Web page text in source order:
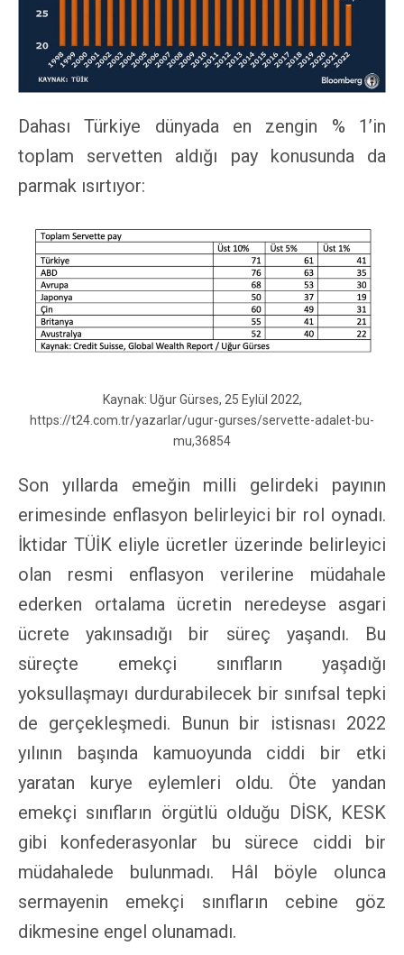
Dahası Türkiye dünyada en zengin % 1’in
toplam servetten aldığı pay konusunda da
parmak ısırtıyor:
Kaynak: Uğur Gürses, 25 Eylül 2022,
https://t24.com.tr/yazarlar/ugur-gurses/servette-adalet-bu-
mu,36854
Son yıllarda emeğin milli gelirdeki payının
erimesinde enflasyon belirleyici bir rol oynadı.
İktidar TÜİK eliyle ücretler üzerinde belirleyici
olan resmi enflasyon verilerine müdahale
ederken ortalama ücretin neredeyse asgari
ücrete yakınsadığı bir süreç yaşandı. Bu
süreçte emekçi sınıfların yaşadığı
yoksullaşmayı durdurabilecek bir sınıfsal tepki
de gerçekleşmedi. Bunun bir istisnası 2022
yılının başında kamuoyunda ciddi bir etki
yaratan kurye eylemleri oldu. Öte yandan
emekçi sınıfların örgütlü olduğu DİSK, KESK
gibi konfederasyonlar bu sürece ciddi bir
müdahalede bulunmadı. Hâl böyle olunca
sermayenin emekçi sınıfların cebine göz
dikmesine engel olunamadı.